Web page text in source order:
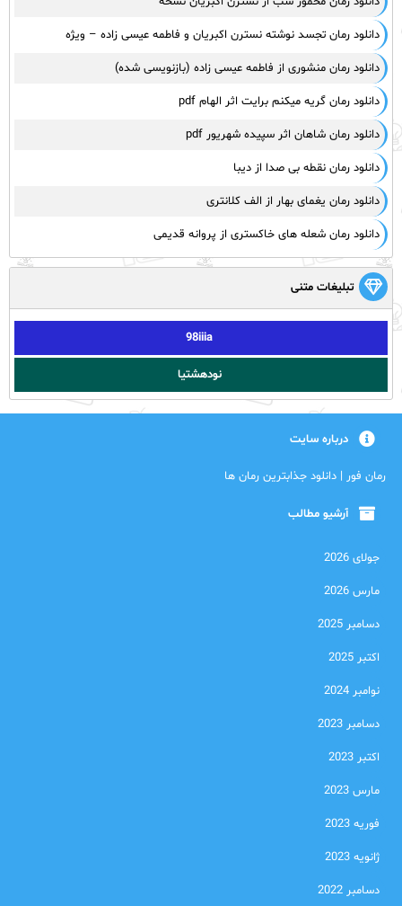
دانلود رمان تجسد نوشته نسترن اکبریان و فاطمه عیسی زاده – ویژه
دانلود رمان منشوری از فاطمه عیسی زاده (بازنویسی شده)
دانلود رمان گریه میکنم برایت اثر الهام pdf
دانلود رمان شاهان اثر سپیده شهریور pdf
دانلود رمان نقطه بی صدا از دیبا
دانلود رمان یغمای بهار از الف کلانتری
دانلود رمان شعله های خاکستری از پروانه قدیمی
تبلیغات متنی
98iiia
نودهشتیا
درباره سایت
رمان فور | دانلود جذابترین رمان ها
آرشیو مطالب
جولای 2026
مارس 2026
دسامبر 2025
اکتبر 2025
نوامبر 2024
دسامبر 2023
اکتبر 2023
مارس 2023
فوریه 2023
ژانویه 2023
دسامبر 2022